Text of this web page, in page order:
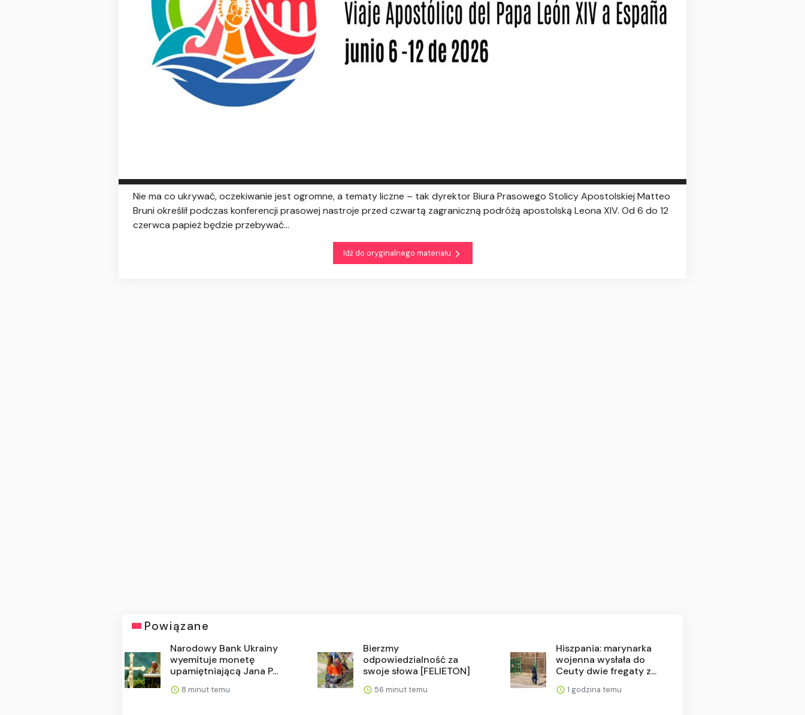
Nie ma co ukrywać, oczekiwanie jest ogromne, a tematy liczne – tak dyrektor Biura Prasowego Stolicy Apostolskiej Matteo
Bruni określił podczas konferencji prasowej nastroje przed czwartą zagraniczną podróżą apostolską Leona XIV. Od 6 do 12
czerwca papież będzie przebywać...
Idź do oryginalnego materiału
Powiązane
Narodowy Bank Ukrainy
wyemituje monetę
upamiętniającą Jana P...
8 minut temu
Bierzmy
odpowiedzialność za
swoje słowa [FELIETON]
56 minut temu
Hiszpania: marynarka
wojenna wysłała do
Ceuty dwie fregaty z...
1 godzina temu